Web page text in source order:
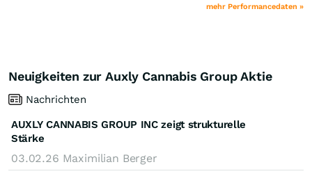
mehr Performancedaten »
Neuigkeiten zur Auxly Cannabis Group Aktie
Nachrichten
AUXLY CANNABIS GROUP INC zeigt strukturelle
Stärke
03.02.26 Maximilian Berger